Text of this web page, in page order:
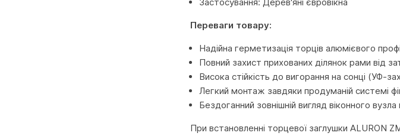
Переваги товару:
Надійна герметизація торців алюмієвого
Повний захист прихованих ділянок рами від
Висока стійкість до вигорання на сонці (УФ-
Легкий монтаж завдяки продуманій системі
Бездоганний зовнішній вигляд віконного
При встановленні торцевої заглушки ALURON